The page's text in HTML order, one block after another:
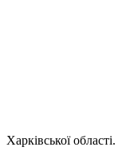
Харківської області.